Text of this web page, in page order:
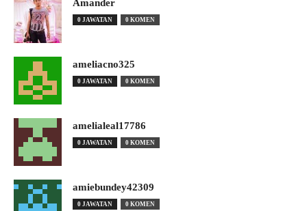
Amander
0 JAWATAN 0 KOMEN
ameliacno325
0 JAWATAN 0 KOMEN
amelialeal17786
0 JAWATAN 0 KOMEN
amiebundey42309
0 JAWATAN 0 KOMEN